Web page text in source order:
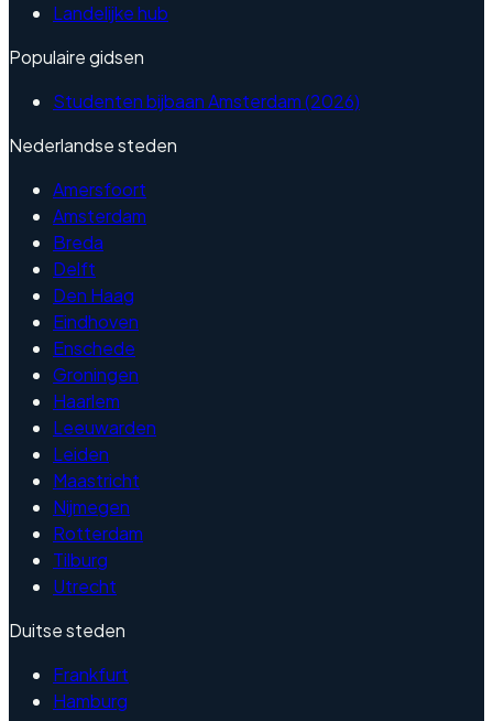
Landelijke hub
Populaire gidsen
Studenten bijbaan Amsterdam (2026)
Nederlandse steden
Amersfoort
Amsterdam
Breda
Delft
Den Haag
Eindhoven
Enschede
Groningen
Haarlem
Leeuwarden
Leiden
Maastricht
Nijmegen
Rotterdam
Tilburg
Utrecht
Duitse steden
Frankfurt
Hamburg